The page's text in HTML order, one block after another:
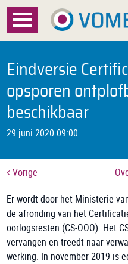
Menu
Over VOMES
Certificatie
Registratie
Documenten
Nieuws
FAQ
Contact
Eindversie
opsporen
beschikbaar
29 juni 2020 09:00
Vorige
Er wordt door het Ministerie
de afronding van het
oorlogsresten (CS-OOO). Het
vervangen en treedt naar
werking. In november 2019 is